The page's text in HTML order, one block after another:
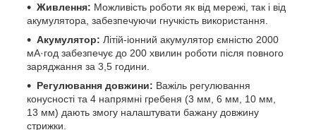
Живлення: Можливість роботи як від мережі, так і від
акумулятора, забезпечуючи гнучкість використання.
Акумулятор: Літій-іонний акумулятор ємністю 2000
мА·год забезпечує до 200 хвилин роботи після повного
заряджання за 3,5 години.
Регулювання довжини: Важіль регулювання
конусності та 4 напрямні гребеня (3 мм, 6 мм, 10 мм,
13 мм) дають змогу налаштувати бажану довжину
стрижки.